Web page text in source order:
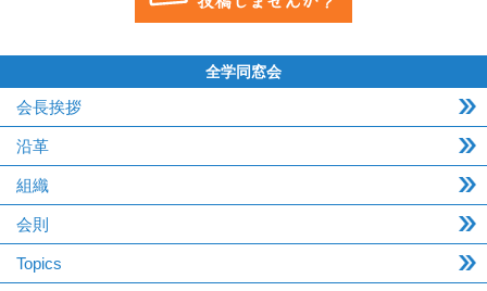
全学同窓会
会長挨拶
沿革
組織
会則
Topics